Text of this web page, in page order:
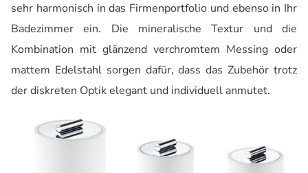
sehr harmonisch in das Firmenportfolio und ebenso in Ihr
Badezimmer ein. Die mineralische Textur und die
Kombination mit glänzend verchromtem Messing oder
mattem Edelstahl sorgen dafür, dass das Zubehör trotz
der diskreten Optik elegant und individuell anmutet.